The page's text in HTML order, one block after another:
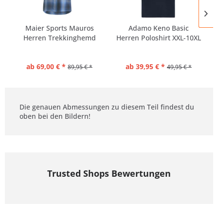
Maier Sports Mauros
Herren Trekkinghemd
ab 69,00 € * 89,95 € *
Adamo Keno Basic
Herren Poloshirt XXL-10XL
ab 39,95 € * 49,95 € *
Die genauen Abmessungen zu diesem Teil findest du
oben bei den Bildern!
Trusted Shops Bewertungen